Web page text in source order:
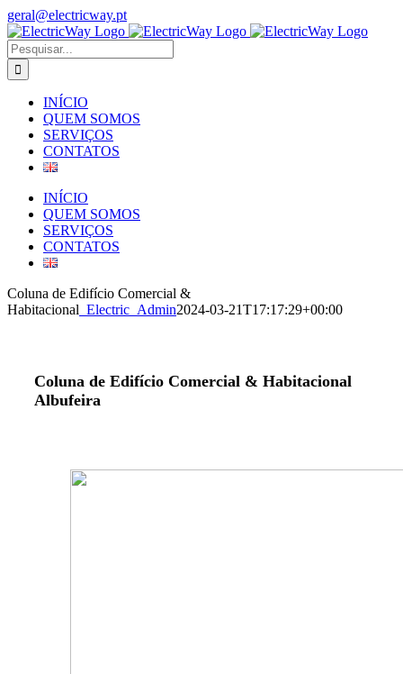
Skip
to
content
geral@electricway.pt
Facebook
Instagram
Pesquisar
INÍCIO
QUEM SOMOS
SERVIÇOS
CONTATOS
INÍCIO
QUEM SOMOS
SERVIÇOS
CONTATOS
Coluna de Edifício Comercial &
Habitacional _Electric_Admin2024-03-21T17:17:29+00:00
Coluna de Edifício Comercial & Habitacional
Albufeira